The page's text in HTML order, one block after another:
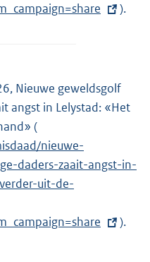
n
n
k
).
Nieuwe geweldsgolf
angst in Lelystad: «Het
(
x
t
e
n
nieuwe-
daders-zaait-angst-in-
uit-de-
).